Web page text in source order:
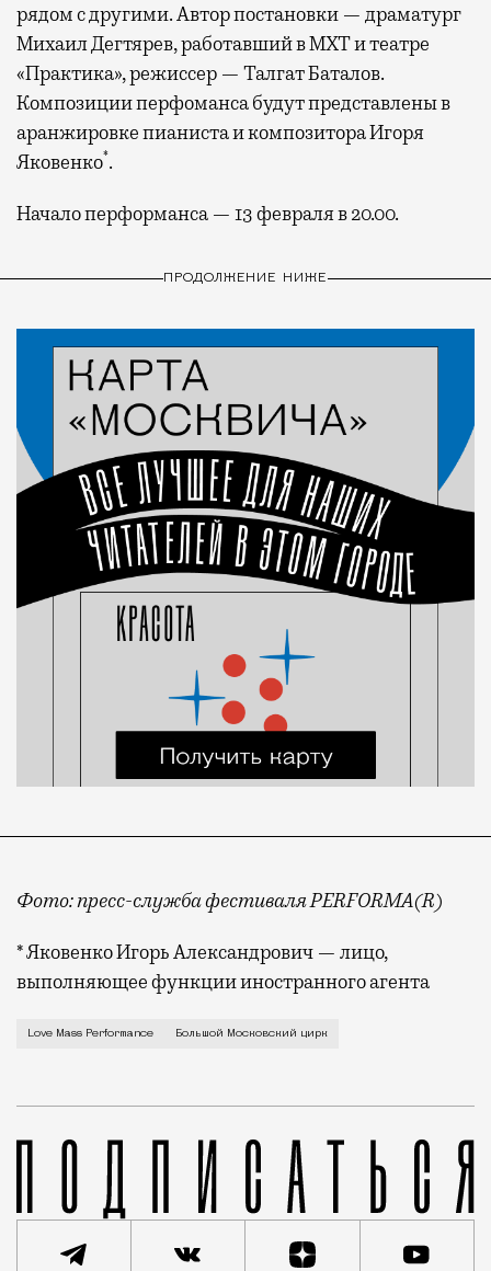
рядом с другими. Автор постановки — драматург
Михаил Дегтярев, работавший в МХТ и театре
«Практика», режиссер — Талгат Баталов.
Композиции перфоманса будут представлены в
аранжировке пианиста и композитора Игоря
Яковенко*.
Начало перформанса — 13 февраля в 20.00.
ПРОДОЛЖЕНИЕ НИЖЕ
Фото: пресс-служба фестиваля PERFORMA(R)
* Яковенко Игорь Александрович — лицо,
выполняющее функции иностранного агента
Love Mass Performance Большой Московский цирк